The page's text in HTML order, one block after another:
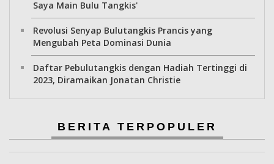
Saya Main Bulu Tangkis'
Revolusi Senyap Bulutangkis Prancis yang
Mengubah Peta Dominasi Dunia
Daftar Pebulutangkis dengan Hadiah Tertinggi di
2023, Diramaikan Jonatan Christie
BERITA TERPOPULER